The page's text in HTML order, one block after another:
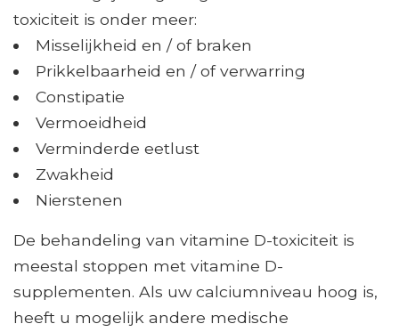
toxiciteit is onder meer:
Misselijkheid en / of braken
Prikkelbaarheid en / of verwarring
Constipatie
Vermoeidheid
Verminderde eetlust
Zwakheid
Nierstenen
De behandeling van vitamine D-toxiciteit is
meestal stoppen met vitamine D-
supplementen. Als uw calciumniveau hoog is,
heeft u mogelijk andere medische